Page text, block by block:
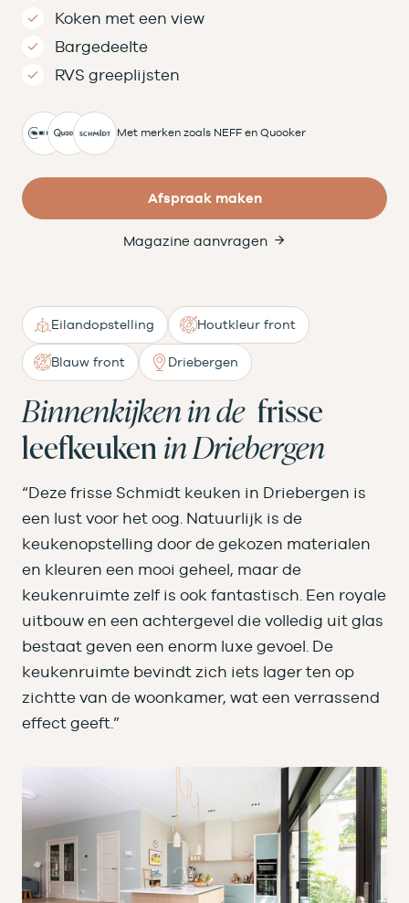
Koken met een view
Bargedeelte
RVS greeplijsten
Met merken zoals NEFF en Quooker
Afspraak maken
Magazine aanvragen
Eilandopstelling Houtkleur front
Blauw front Driebergen
Binnenkijken in de frisse
leefkeukenin Driebergen
“Deze frisse Schmidt keuken in Driebergen is
een lust voor het oog. Natuurlijk is de
keukenopstelling door de gekozen materialen
en kleuren een mooi geheel, maar de
keukenruimte zelf is ook fantastisch. Een royale
uitbouw en een achtergevel die volledig uit glas
bestaat geven een enorm luxe gevoel. De
keukenruimte bevindt zich iets lager ten op
zichtte van de woonkamer, wat een verrassend
effect geeft.”